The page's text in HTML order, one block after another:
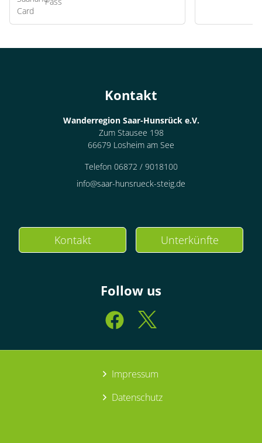
Kontakt
Wanderregion Saar-Hunsrück e.V.
Zum Stausee 198
66679 Losheim am See
Telefon 06872 / 9018100
info@saar-hunsrueck-steig.de
Kontakt Unterkünfte
Follow us
Impressum
Datenschutz